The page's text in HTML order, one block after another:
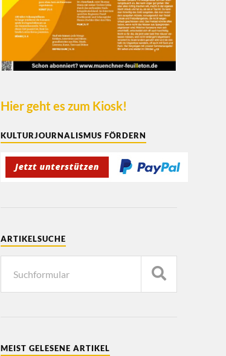
Hier geht es zum Kiosk!
KULTURJOURNALISMUS FÖRDERN
ARTIKELSUCHE
MEIST GELESENE ARTIKEL